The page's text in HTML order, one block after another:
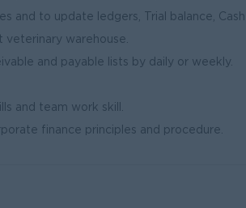
and to update ledgers, Trial balance, Cash
warehouse.
and payable lists by daily or weekly.
and team work skill.
finance principles and procedure.